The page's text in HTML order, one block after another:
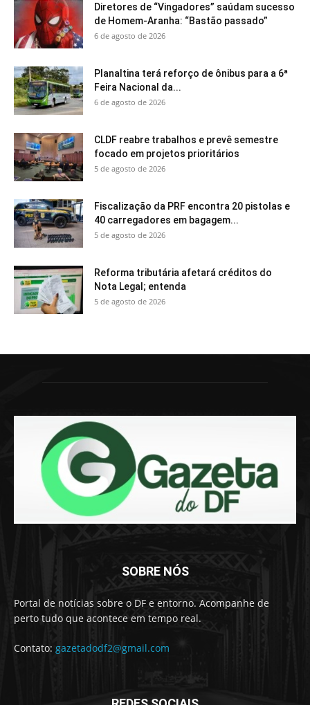
Diretores de “Vingadores” saúdam sucesso
de Homem-Aranha: “Bastão passado”
6 de agosto de 2026
Planaltina terá reforço de ônibus para a 6ª
Feira Nacional da...
6 de agosto de 2026
CLDF reabre trabalhos e prevê semestre
focado em projetos prioritários
5 de agosto de 2026
Fiscalização da PRF encontra 20 pistolas e
40 carregadores em bagagem...
5 de agosto de 2026
Reforma tributária afetará créditos do
Nota Legal; entenda
5 de agosto de 2026
SOBRE NÓS
Portal de notícias sobre o DF e entorno. Acompanhe de
perto tudo que acontece em tempo real.
Contato: gazetadodf2@gmail.com